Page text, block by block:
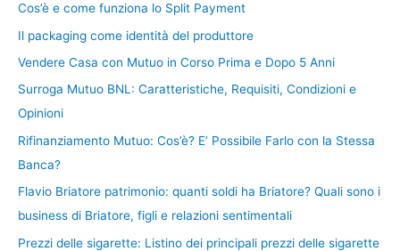
Cos’è e come funziona lo Split Payment
Il packaging come identità del produttore
Vendere Casa con Mutuo in Corso Prima e Dopo 5 Anni
Surroga Mutuo BNL: Caratteristiche, Requisiti, Condizioni e
Opinioni
Rifinanziamento Mutuo: Cos’è? E’ Possibile Farlo con la Stessa
Banca?
Flavio Briatore patrimonio: quanti soldi ha Briatore? Quali sono i
business di Briatore, figli e relazioni sentimentali
Prezzi delle sigarette: Listino dei principali prezzi delle sigarette